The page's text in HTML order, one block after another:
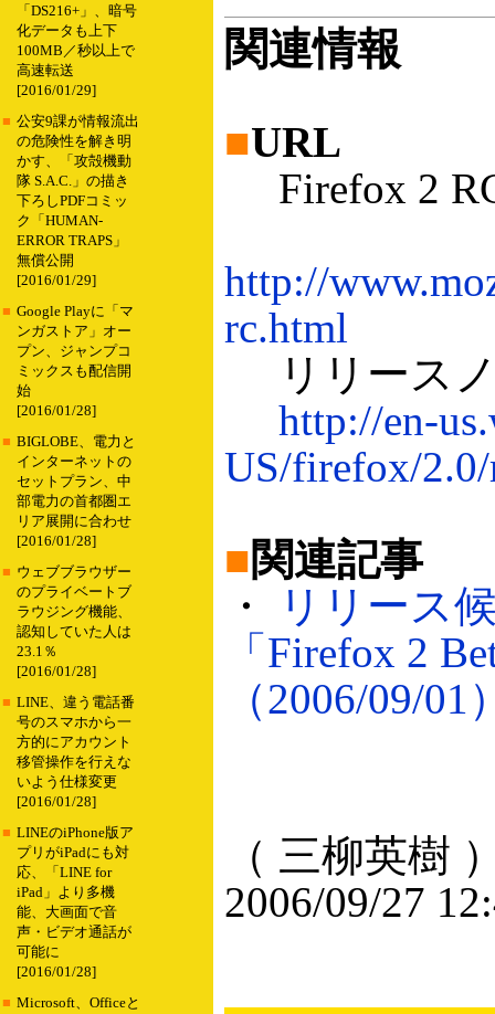
「DS216+」、暗号
化データも上下
100MB／秒以上で
高速転送
[2016/01/29]
■ 公安9課が情報流出
の危険性を解き明
かす、「攻殻機動
隊 S.A.C.」の描き
下ろしPDFコミッ
ク「HUMAN-
ERROR TRAPS」
無償公開
[2016/01/29]
■ Google Playに「マ
ンガストア」オー
プン、ジャンプコ
ミックスも配信開
始
[2016/01/28]
■ BIGLOBE、電力と
インターネットの
セットプラン、中
部電力の首都圏エ
リア展開に合わせ
[2016/01/28]
■ ウェブブラウザー
のプライベートブ
ラウジング機能、
認知していた人は
23.1％
[2016/01/28]
■ LINE、違う電話番
号のスマホから一
方的にアカウント
移管操作を行えな
いよう仕様変更
[2016/01/28]
■ LINEのiPhone版ア
プリがiPadにも対
応、「LINE for
iPad」より多機
能、大画面で音
声・ビデオ通話が
可能に
[2016/01/28]
■ Microsoft、Officeと
関連情報
■URL
Firefox 2
http://
rc.html
リリースノ
http://en-
US/firefox/2.0/
■関連記事
・
リリース
「Firefox 2
（2006/09/01
（ 三柳英樹
2006/09/27